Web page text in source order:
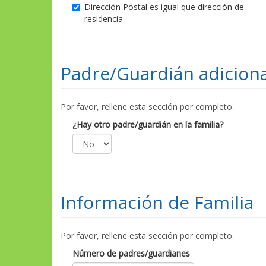
Dirección Postal es igual que dirección de
residencia
Padre/Guardián
Por favor, rellene esta sección por completo.
¿Hay otro padre/guardián en la familia?
Información de Familia
Por favor, rellene esta sección por completo.
Número de padres/guardianes